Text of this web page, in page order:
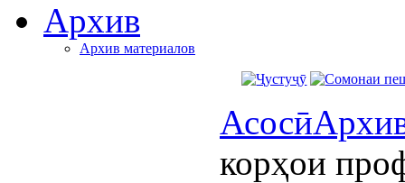
Архив
Архив материалов
Асосӣ
корҳои